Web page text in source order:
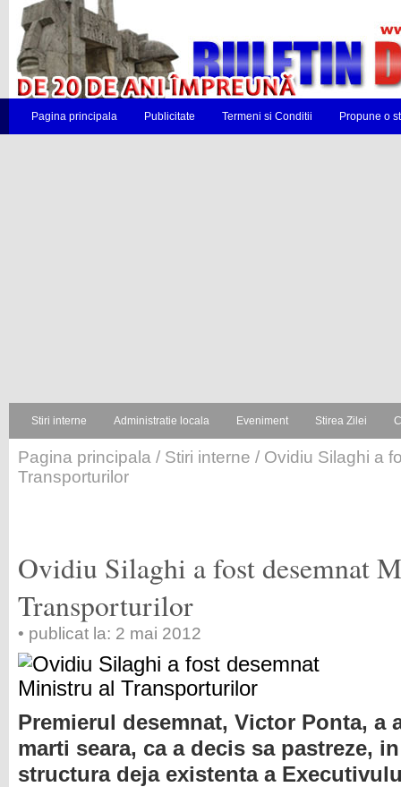
Pagina principala Publicitate Termeni si Conditii Propune o
Stiri interne Administratie locala Eveniment Stirea Zilei
Pagina principala / Stiri interne / Ovidiu Silaghi a
Transporturilor
Ovidiu Silaghi a fost desemnat
Transporturilor
• publicat la: 2 mai 2012
Premierul desemnat, Victor Ponta, a
marti seara, ca a decis sa pastreze,
structura deja existenta a